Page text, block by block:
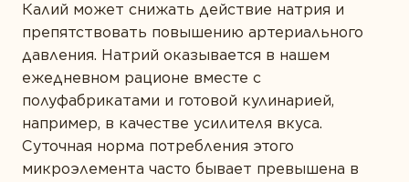
Калий может снижать действие натрия и
препятствовать повышению артериального
давления. Натрий оказывается в нашем
ежедневном рационе вместе с
полуфабрикатами и готовой кулинарией,
например, в качестве усилителя вкуса.
Суточная норма потребления этого
микроэлемента часто бывает превышена в